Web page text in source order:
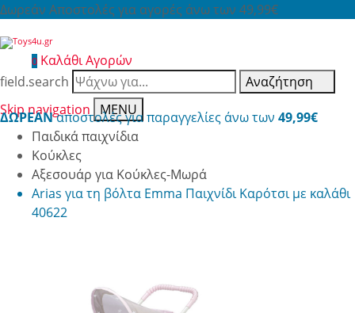
Δωρεάν Αποστολές για αγορές άνω των 49,99€
0 Καλάθι Αγορών
field.search
Αναζήτηση
Skip navigation
MENU
ΔΩΡΕΑΝαποστολές για παραγγελίες άνω των 49,99€
Παιδικά παιχνίδια
Κούκλες
Αξεσουάρ για Κούκλες-Μωρά
Arias για τη βόλτα Emma Παιχνίδι Καρότσι με καλάθι
40622